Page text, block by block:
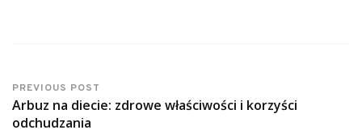
PREVIOUS POST
Arbuz na diecie: zdrowe właściwości i korzyści
odchudzania